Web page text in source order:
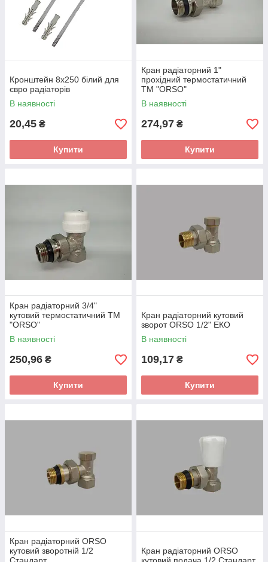
Кронштейн 8х250 білий для
євро радіаторів
В наявності
20,45 ₴
Купити
Кран радіаторний 1"
прохідний термостатичний
ТМ "ORSO"
В наявності
274,97 ₴
Купити
Кран радіаторний 3/4"
кутовий термостатичний ТМ
"ORSO"
В наявності
250,96 ₴
Купити
Кран радіаторний кутовий
зворот ORSO 1/2" ЕКО
В наявності
109,17 ₴
Купити
Кран радіаторний ORSO
кутовий зворотній 1/2
Кран радіаторний ORSO